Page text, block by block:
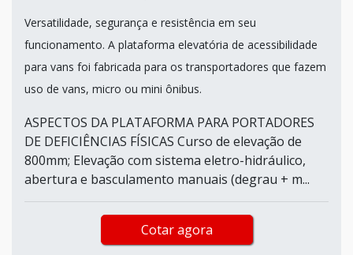
Versatilidade, segurança e resistência em seu
funcionamento. A plataforma elevatória de acessibilidade
para vans foi fabricada para os transportadores que fazem
uso de vans, micro ou mini ônibus.
ASPECTOS DA PLATAFORMA PARA PORTADORES
DE DEFICIÊNCIAS FÍSICAS Curso de elevação de
800mm; Elevação com sistema eletro-hidráulico,
abertura e basculamento manuais (degrau + m...
Cotar agora